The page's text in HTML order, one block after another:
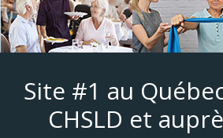
Site #1 au
CHSLD et